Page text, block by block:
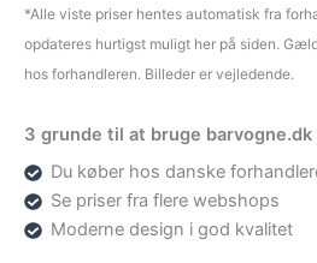
*Alle viste priser hentes automatisk fra
opdateres hurtigst muligt her på siden.
hos forhandleren. Billeder er vejledende.
3 grunde til at bruge barvogne.dk
Du køber hos danske
Se priser fra flere webshops
Moderne design i god kvalitet